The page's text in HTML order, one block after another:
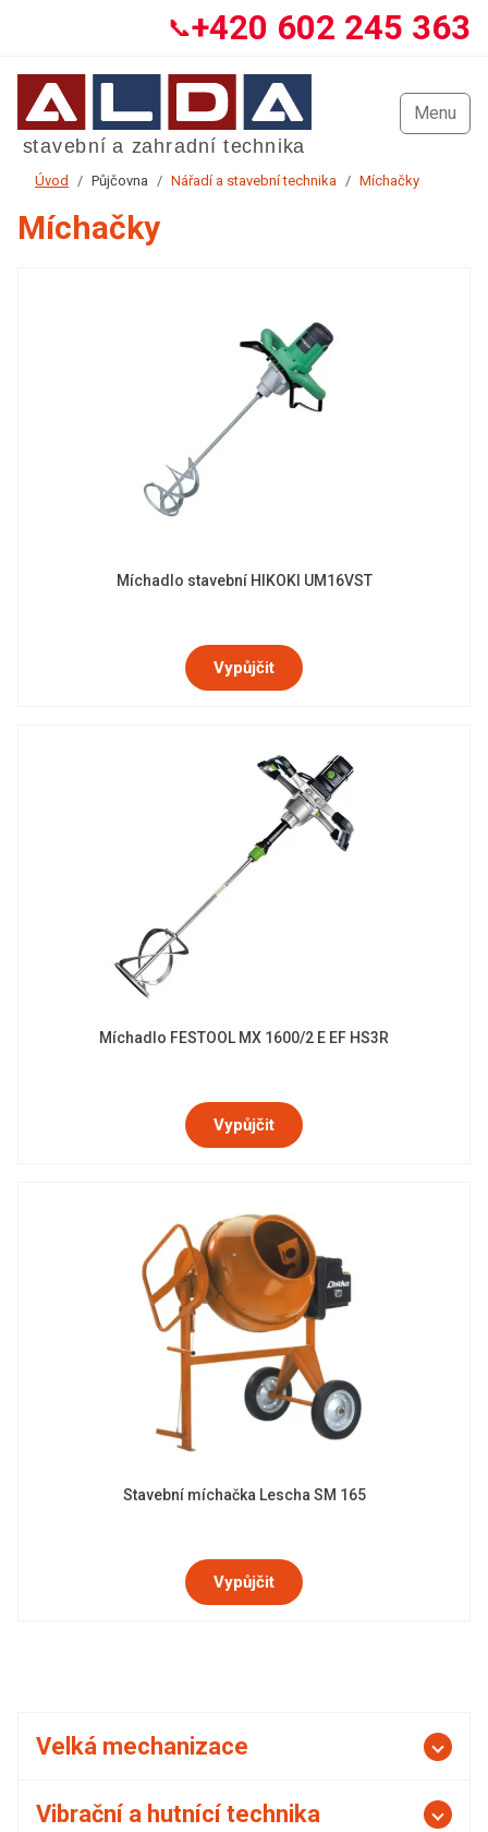
📞+420 602 245 363
Menu
Úvod Půjčovna Nářadí a stavební technika Míchačky
Velká mechanizace
Vibrační a hutnící technika
Míchačky
Míchadlo stavební HIKOKI UM16VST
Vypůjčit
Míchadlo FESTOOL MX 1600/2 E EF HS3R
Vypůjčit
Stavební míchačka Lescha SM 165
Vypůjčit